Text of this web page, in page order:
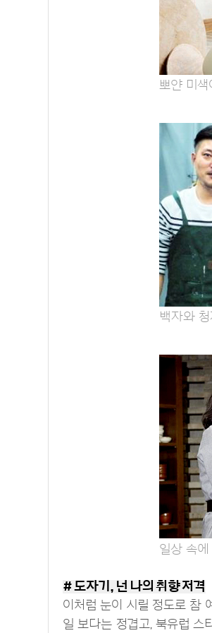
뽀얀 미
백자와
일상 속
# 도자기, 넌 나의 취향 저격
이처럼 눈이 시릴 정도로 참
일 보다는 정겹고, 북유럽 스